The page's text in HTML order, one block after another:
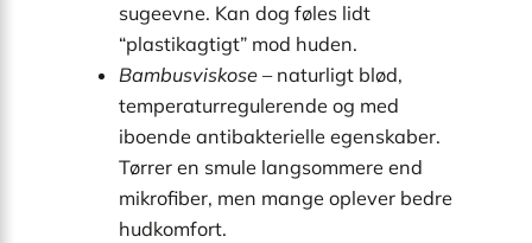
sugeevne. Kan dog føles lidt
“plastikagtigt” mod huden.
Bambusviskose – naturligt blød,
temperaturregulerende og med
iboende antibakterielle egenskaber.
Tørrer en smule langsommere end
mikrofiber, men mange oplever bedre
hudkomfort.